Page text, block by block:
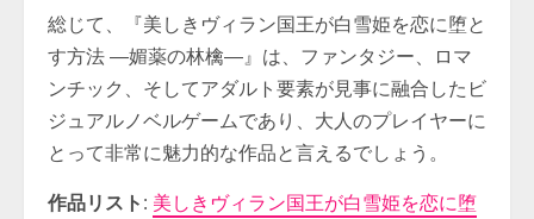
総じて、『美しきヴィラン国王が白雪姫を恋に堕と
す方法 ―媚薬の林檎―』は、ファンタジー、ロマ
ンチック、そしてアダルト要素が見事に融合したビ
ジュアルノベルゲームであり、大人のプレイヤーに
とって非常に魅力的な作品と言えるでしょう。
作品リスト: 美しきヴィラン国王が白雪姫を恋に堕